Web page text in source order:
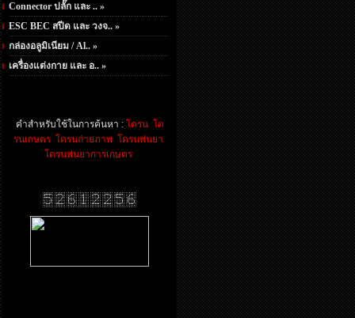
Connector ปลั๊ก และ .. »
ESC BEC สปีด และ วงจ.. »
กล่องอลูมิเนียม / Al.. »
เครื่องแต่งกาย และ อ.. »
คำสำหรับใช้ในการค้นหา : โดรน โด
รนเกษตร โดรนถ่ายภาพ โดรนพ่นยา
โดรนพ่นยาการเกษตร